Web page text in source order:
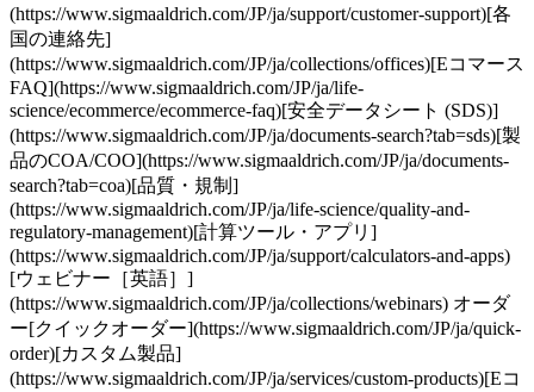
(https://www.sigmaaldrich.com/JP/ja/support/customer-support)[各
国の連絡先]
(https://www.sigmaaldrich.com/JP/ja/collections/offices)[Eコマース
FAQ](https://www.sigmaaldrich.com/JP/ja/life-
science/ecommerce/ecommerce-faq)[安全データシート (SDS)]
(https://www.sigmaaldrich.com/JP/ja/documents-search?tab=sds)[製
品のCOA/COO](https://www.sigmaaldrich.com/JP/ja/documents-
search?tab=coa)[品質・規制]
(https://www.sigmaaldrich.com/JP/ja/life-science/quality-and-
regulatory-management)[計算ツール・アプリ]
(https://www.sigmaaldrich.com/JP/ja/support/calculators-and-apps)
[ウェビナー［英語］]
(https://www.sigmaaldrich.com/JP/ja/collections/webinars) オーダ
ー[クイックオーダー](https://www.sigmaaldrich.com/JP/ja/quick-
order)[カスタム製品]
(https://www.sigmaaldrich.com/JP/ja/services/custom-products)[Eコ